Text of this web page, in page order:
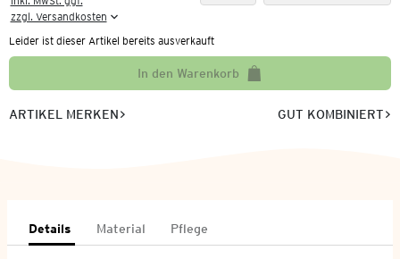
zzgl. Versandkosten
Leider ist dieser Artikel bereits ausverkauft
In den Warenkorb
ARTIKEL MERKEN GUT KOMBINIERT
Details Material Pflege